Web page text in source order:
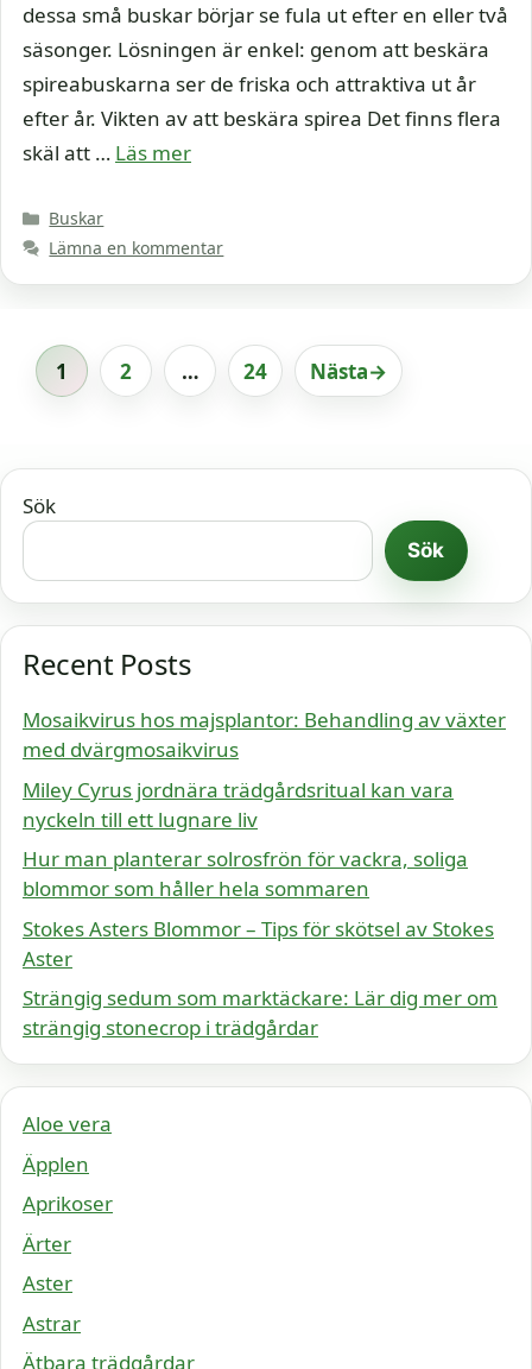
dessa små buskar börjar se fula ut efter en eller två
säsonger. Lösningen är enkel: genom att beskära
spireabuskarna ser de friska och attraktiva ut år
efter år. Vikten av att beskära spirea Det finns flera
skäl att … Läs mer
Kategorier
Buskar
Lämna en kommentar
Sida
1 Sida
2 … Sida
24 Nästa→
Sök
Sök
Recent Posts
Mosaikvirus hos majsplantor: Behandling av växter
med dvärgmosaikvirus
Miley Cyrus jordnära trädgårdsritual kan vara
nyckeln till ett lugnare liv
Hur man planterar solrosfrön för vackra, soliga
blommor som håller hela sommaren
Stokes Asters Blommor – Tips för skötsel av Stokes
Aster
Strängig sedum som marktäckare: Lär dig mer om
strängig stonecrop i trädgårdar
Aloe vera
Äpplen
Aprikoser
Ärter
Aster
Astrar
Ätbara trädgårdar